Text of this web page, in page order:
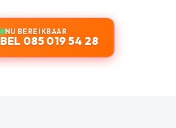
NU BEREIKBAAR
BEL 085 019 54 28